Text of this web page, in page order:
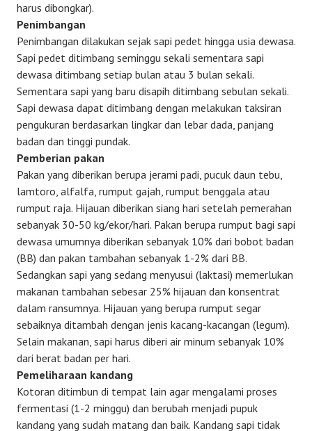
harus dibongkar).
Penimbangan
Penimbangan dilakukan sejak sapi pedet hingga usia dewasa.
Sapi pedet ditimbang seminggu sekali sementara sapi
dewasa ditimbang setiap bulan atau 3 bulan sekali.
Sementara sapi yang baru disapih ditimbang sebulan sekali.
Sapi dewasa dapat ditimbang dengan melakukan taksiran
pengukuran berdasarkan lingkar dan lebar dada, panjang
badan dan tinggi pundak.
Pemberian pakan
Pakan yang diberikan berupa jerami padi, pucuk daun tebu,
lamtoro, alfalfa, rumput gajah, rumput benggala atau
rumput raja. Hijauan diberikan siang hari setelah pemerahan
sebanyak 30-50 kg/ekor/hari. Pakan berupa rumput bagi sapi
dewasa umumnya diberikan sebanyak 10% dari bobot badan
(BB) dan pakan tambahan sebanyak 1-2% dari BB.
Sedangkan sapi yang sedang menyusui (laktasi) memerlukan
makanan tambahan sebesar 25% hijauan dan konsentrat
dalam ransumnya. Hijauan yang berupa rumput segar
sebaiknya ditambah dengan jenis kacang-kacangan (legum).
Selain makanan, sapi harus diberi air minum sebanyak 10%
dari berat badan per hari.
Pemeliharaan kandang
Kotoran ditimbun di tempat lain agar mengalami proses
fermentasi (1-2 minggu) dan berubah menjadi pupuk
kandang yang sudah matang dan baik. Kandang sapi tidak